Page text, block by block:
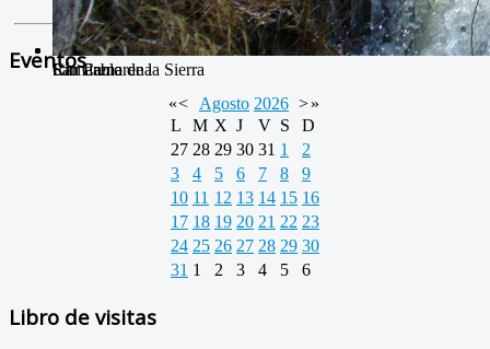
Camarena de la Sierra
San Pablo
Río Camarena
Eventos
«< Agosto 2026 >»
L
M X J V S
D
27 28 29 30 31 1
2
3
4 5 6 7 8
9
10 11 12 13 14 15 16
17 18 19 20 21 22 23
24 25 26 27 28 29 30
31 1 2 3 4 5 6
Libro de visitas